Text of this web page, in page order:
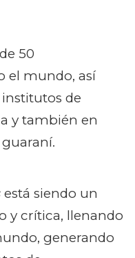
50
el mundo, así
de
y también en
está siendo un
y crítica, llenando
generando